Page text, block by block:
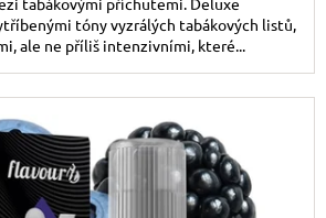
tóny vyzrálých tabákových listů,
ale ne příliš intenzivními, které...